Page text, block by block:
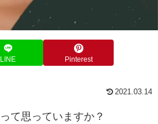
LINE Pinterest
2021.03.14
て思っていますか？